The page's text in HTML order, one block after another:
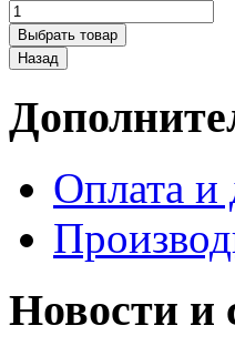
Оплата и
Новости и